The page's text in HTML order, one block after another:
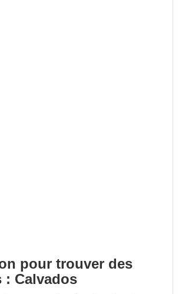
pour trouver des
: Calvados